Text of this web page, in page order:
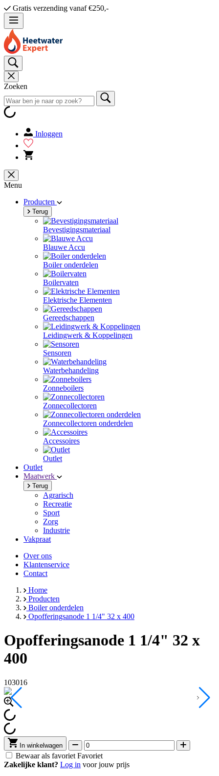
Gratis verzending vanaf €250,-
Zoeken
Inloggen
Menu
Producten
Terug
Bevestigingsmateriaal
Blauwe Accu
Boiler onderdelen
Boilervaten
Elektrische Elementen
Gereedschappen
Leidingwerk & Koppelingen
Sensoren
Waterbehandeling
Zonneboilers
Zonnecollectoren
Zonnecollectoren onderdelen
Accessoires
Outlet
Outlet
Maatwerk
Terug
Agrarisch
Recreatie
Sport
Zorg
Industrie
Vakpraat
Over ons
Klantenservice
Contact
Home
Producten
Boiler onderdelen
Opofferingsanode 1 1/4" 32 x 400
Opofferingsanode 1 1/4" 32 x
400
103016
In winkelwagen
Bewaar als favoriet Favoriet
Zakelijke klant? Log in voor jouw prijs